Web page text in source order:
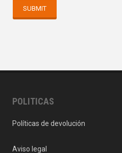
POLITICAS
Políticas de devolución
Aviso legal